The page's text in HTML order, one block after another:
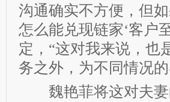
沟通确实不方便，但
怎么能兑现链家‘客户
定，“这对我来说，也
务之外，为不同情况
魏艳菲将这对夫妻